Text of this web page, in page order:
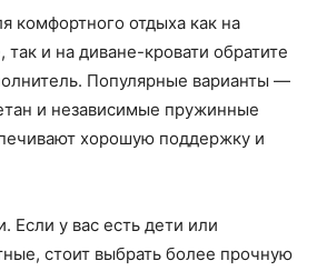
комфортного отдыха как на
и на диване-кровати обратите
Популярные варианты —
и независимые пружинные
хорошую поддержку и
Если у вас есть дети или
стоит выбрать более прочную